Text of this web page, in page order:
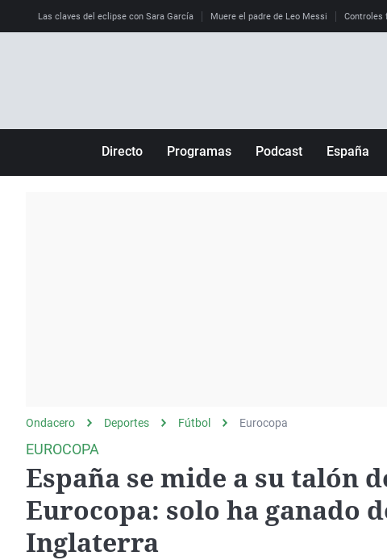
Las claves del eclipse con Sara García Muere el padre de Leo Messi Controles
Directo Programas
Como el perro y el
Podcast
Equipo de investigación
España
La Rioja
País Vasco
Ondacero Deportes Fútbol Eurocopa
EUROCOPA
España se mide a su talón
Eurocopa: solo ha ganado
Inglaterra